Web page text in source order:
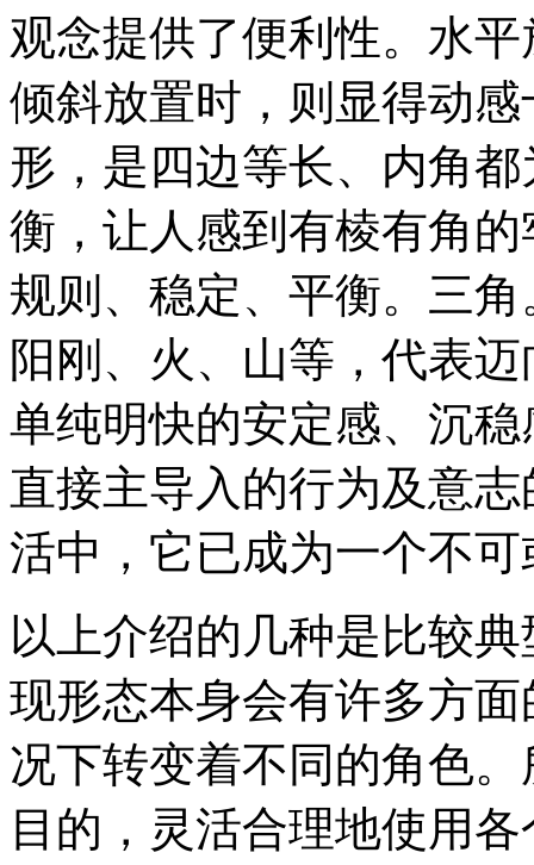
观念提供了便利性。水
倾斜放置时，则显得动
形，是四边等长、内角
衡，让人感到有棱有角
规则、稳定、平衡。三
阳刚、火、山等，代表
单纯明快的安定感、沉
直接主导入的行为及意
活中，它已成为一个不
以上介绍的几种是比较
现形态本身会有许多方
况下转变着不同的角色
目的，灵活合理地使用